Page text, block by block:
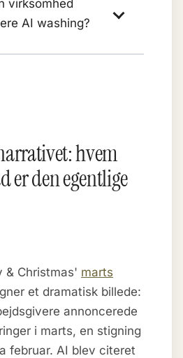
virksomhed
AI washing?
hvem
er den egentlige
& Christmas' marts
et dramatisk billede:
annoncerede
i marts, en stigning
februar. AI blev citeret